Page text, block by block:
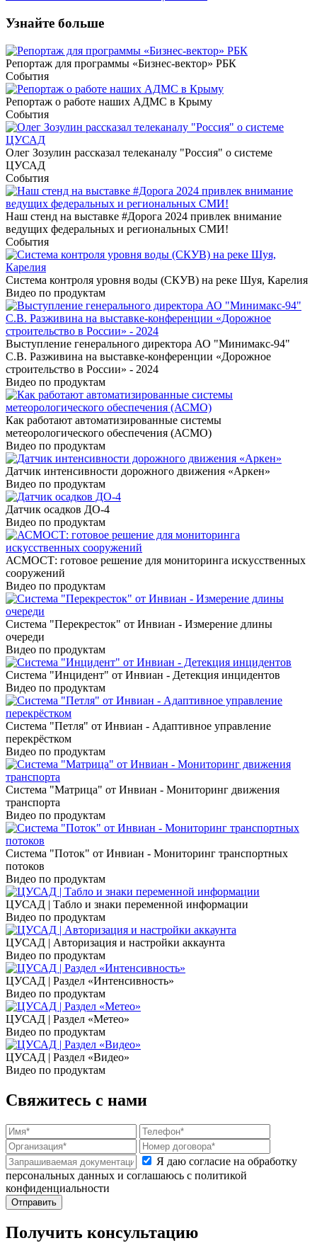
Узнайте больше
Репортаж для программы «Бизнес-вектор» РБК
События
Репортаж о работе наших АДМС в Крыму
События
Олег Зозулин рассказал телеканалу "Россия" о системе
ЦУСАД
События
Наш стенд на выставке #Дорога 2024 привлек внимание
ведущих федеральных и региональных СМИ!
События
Система контроля уровня воды (СКУВ) на реке Шуя, Карелия
Видео по продуктам
Выступление генерального директора АО "Минимакс-94"
С.В. Разживина на выставке-конференции «Дорожное
строительство в России» - 2024
Видео по продуктам
Как работают автоматизированные системы
метеорологического обеспечения (АСМО)
Видео по продуктам
Датчик интенсивности дорожного движения «Аркен»
Видео по продуктам
Датчик осадков ДО-4
Видео по продуктам
АСМОСТ: готовое решение для мониторинга искусственных
сооружений
Видео по продуктам
Система "Перекресток" от Инвиан - Измерение длины
очереди
Видео по продуктам
Система "Инцидент" от Инвиан - Детекция инцидентов
Видео по продуктам
Система "Петля" от Инвиан - Адаптивное управление
перекрёстком
Видео по продуктам
Система "Матрица" от Инвиан - Мониторинг движения
транспорта
Видео по продуктам
Система "Поток" от Инвиан - Мониторинг транспортных
потоков
Видео по продуктам
ЦУСАД | Табло и знаки переменной информации
Видео по продуктам
ЦУСАД | Авторизация и настройки аккаунта
Видео по продуктам
ЦУСАД | Раздел «Интенсивность»
Видео по продуктам
ЦУСАД | Раздел «Метео»
Видео по продуктам
ЦУСАД | Раздел «Видео»
Видео по продуктам
Свяжитесь с нами
Я даю согласие на обработку
персональных данных и соглашаюсь с политикой
конфиденциальности
Получить консультацию